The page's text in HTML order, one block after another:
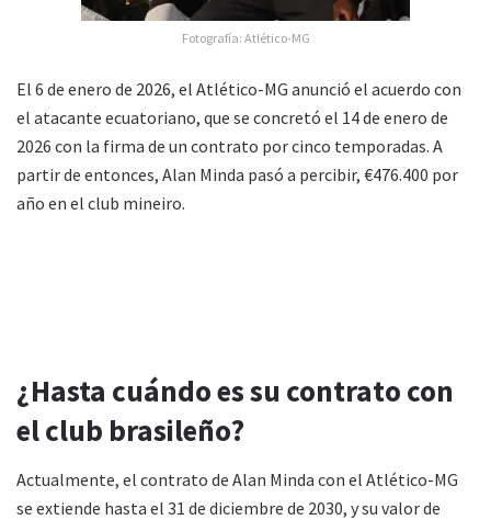
Fotografía: Atlético-MG
El 6 de enero de 2026, el Atlético-MG anunció el acuerdo con
el atacante ecuatoriano, que se concretó el 14 de enero de
2026 con la firma de un contrato por cinco temporadas. A
partir de entonces, Alan Minda pasó a percibir, €476.400 por
año en el club mineiro.
¿Hasta cuándo es su contrato con
el club brasileño?
Actualmente, el contrato de Alan Minda con el Atlético-MG
se extiende hasta el 31 de diciembre de 2030, y su valor de